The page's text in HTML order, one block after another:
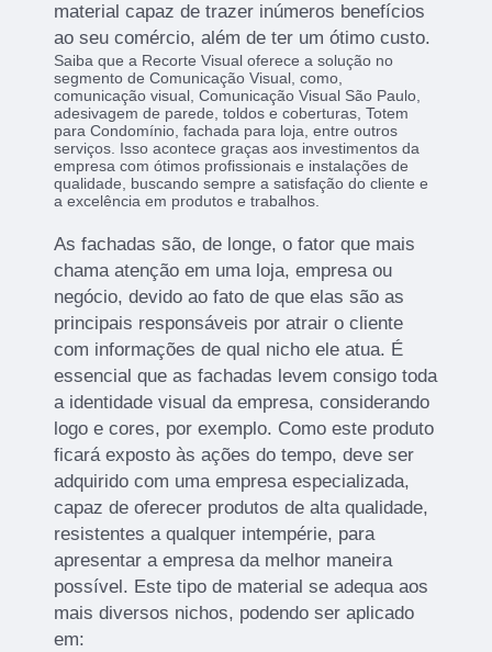
material capaz de trazer inúmeros benefícios
ao seu comércio, além de ter um ótimo custo.
Saiba que a Recorte Visual oferece a solução no
segmento de Comunicação Visual, como,
comunicação visual, Comunicação Visual São Paulo,
adesivagem de parede, toldos e coberturas, Totem
para Condomínio, fachada para loja, entre outros
serviços. Isso acontece graças aos investimentos da
empresa com ótimos profissionais e instalações de
qualidade, buscando sempre a satisfação do cliente e
a excelência em produtos e trabalhos.
As fachadas são, de longe, o fator que mais
chama atenção em uma loja, empresa ou
negócio, devido ao fato de que elas são as
principais responsáveis por atrair o cliente
com informações de qual nicho ele atua. É
essencial que as fachadas levem consigo toda
a identidade visual da empresa, considerando
logo e cores, por exemplo. Como este produto
ficará exposto às ações do tempo, deve ser
adquirido com uma empresa especializada,
capaz de oferecer produtos de alta qualidade,
resistentes a qualquer intempérie, para
apresentar a empresa da melhor maneira
possível. Este tipo de material se adequa aos
mais diversos nichos, podendo ser aplicado
em: